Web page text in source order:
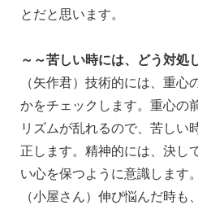
とだと思います。
～～苦しい時には、どう対処
（矢作君）技術的には、重心
かをチェックします。重心の
リズムが乱れるので、苦しい
正します。精神的には、決し
い心を保つように意識します。
（小屋さん）伸び悩んだ時